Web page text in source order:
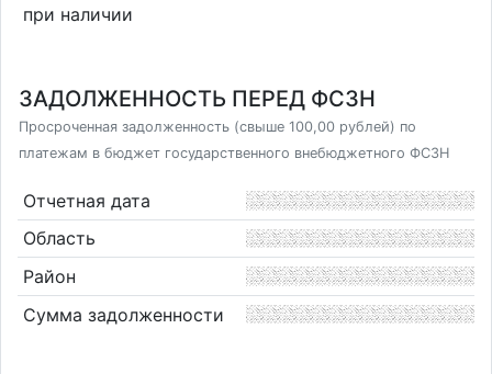
при наличии
ЗАДОЛЖЕННОСТЬ ПЕРЕД ФСЗН
Просроченная задолженность (свыше 100,00 рублей) по
платежам в бюджет государственного внебюджетного ФСЗН
Отчетная дата
Область
Район
Сумма задолженности